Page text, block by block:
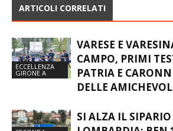
VARESE E
CAMPO, PRIMI
PATRIA E